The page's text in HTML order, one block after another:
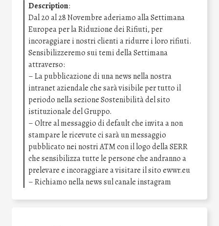
Description:
Dal 20 al 28 Novembre aderiamo alla Settimana
Europea per la Riduzione dei Rifiuti, per
incoraggiare i nostri clienti a ridurre i loro rifiuti.
Sensibilizzeremo sui temi della Settimana
attraverso:
– La pubblicazione di una news nella nostra
intranet aziendale che sarà visibile per tutto il
periodo nella sezione Sostenibilità del sito
istituzionale del Gruppo.
– Oltre al messaggio di default che invita a non
stampare le ricevute ci sarà un messaggio
pubblicato nei nostri ATM con il logo della SERR
che sensibilizza tutte le persone che andranno a
prelevare e incoraggiare a visitare il sito ewwr.eu
– Richiamo nella news sul canale instagram